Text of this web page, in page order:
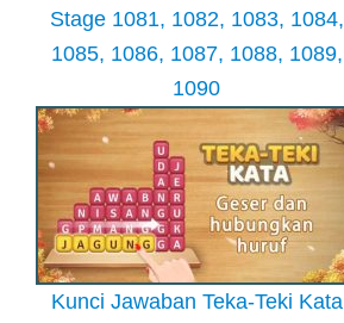
Stage 1081, 1082, 1083, 1084,
1085, 1086, 1087, 1088, 1089,
1090
Kunci Jawaban Teka-Teki Kata